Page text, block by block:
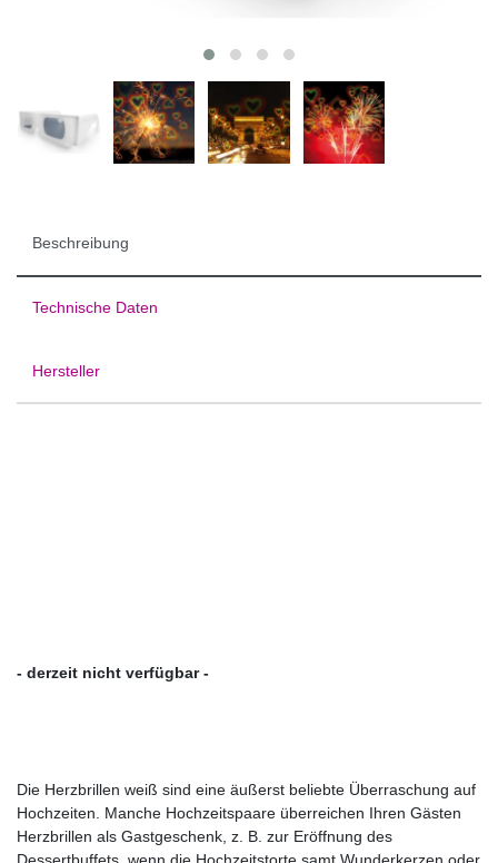
Beschreibung
Technische Daten
Hersteller
- derzeit nicht verfügbar -
Die Herzbrillen weiß sind eine äußerst beliebte Überraschung auf
Hochzeiten. Manche Hochzeitspaare überreichen Ihren Gästen
Herzbrillen als Gastgeschenk, z. B. zur Eröffnung des
Dessertbuffets, wenn die Hochzeitstorte samt Wunderkerzen oder